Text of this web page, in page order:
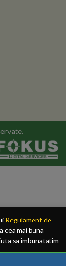
Regulament de
cea mai buna
sa imbunatatim
o experienta online
doar de site-ul